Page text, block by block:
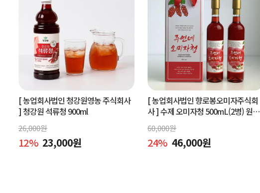
[ 농업회사법인 청강원영농 주식회사
] 청강원 석류청 900ml
26,000원
12% 23,000원
[ 농업회사법인 향로봉오미자주식회
사 ]수제 오미자청 500mL(2병) 원액
엑기스l[주연네 오미자]
60,000원
24% 46,000원